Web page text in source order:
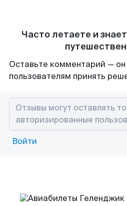
Часто летаете и
Оставьте комментарий —
пользователям принять
Войти